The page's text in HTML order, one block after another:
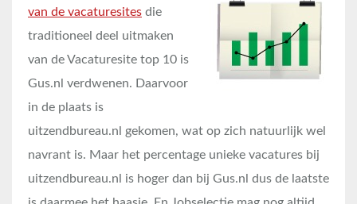
van de vacaturesites die
traditioneel deel uitmaken
van de Vacaturesite top 10 is
Gus.nl verdwenen. Daarvoor
in de plaats is
uitzendbureau.nl gekomen, wat op zich natuurlijk wel
navrant is. Maar het percentage unieke vacatures bij
uitzendbureau.nl is hoger dan bij Gus.nl dus de laatste